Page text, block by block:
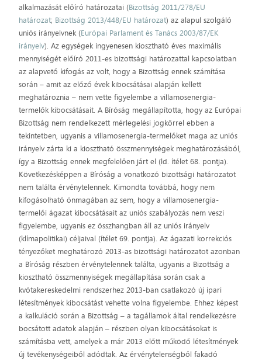
alkalmazását előíró határozatai (Bizottság 2011/278/EU
határozat; Bizottság 2013/448/EU határozat) az alapul szolgáló
uniós irányelvnek (Európai Parlament és Tanács 2003/87/EK
irányelv). Az egységek ingyenesen kiosztható éves maximális
mennyiségét előíró 2011-es bizottsági határozattal kapcsolatban
az alapvető kifogás az volt, hogy a Bizottság ennek számítása
során – amit az előző évek kibocsátásai alapján kellett
meghatároznia – nem vette figyelembe a villamosenergia-
termelők kibocsátásait. A Bíróság megállapította, hogy az Európai
Bizottság nem rendelkezett mérlegelési jogkörrel ebben a
tekintetben, ugyanis a villamosenergia-termelőket maga az uniós
irányelv zárta ki a kiosztható összmennyiségek meghatározásából,
így a Bizottság ennek megfelelően járt el (ld. ítélet 68. pontja).
Következésképpen a Bíróság a vonatkozó bizottsági határozatot
nem találta érvénytelennek. Kimondta továbbá, hogy nem
kifogásolható önmagában az sem, hogy a villamosenergia-
termelői ágazat kibocsátásait az uniós szabályozás nem veszi
figyelembe, ugyanis ez összhangban áll az uniós irányelv
(klímapolitikai) céljaival (ítélet 69. pontja). Az ágazati korrekciós
tényezőket meghatározó 2013-as bizottsági határozatot azonban
a Bíróság részben érvénytelennek találta, ugyanis a Bizottság a
kiosztható összmennyiségek megállapítása során csak a
kvótakereskedelmi rendszerhez 2013-ban csatlakozó új ipari
létesítmények kibocsátást vehette volna figyelembe. Ehhez képest
a kalkuláció során a Bizottság – a tagállamok által rendelkezésre
bocsátott adatok alapján – részben olyan kibocsátásokat is
számításba vett, amelyek a már 2013 előtt működő létesítmények
új tevékenységeiből adódtak. Az érvénytelenségből fakadó